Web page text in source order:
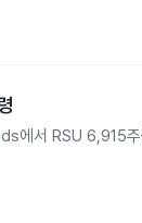
RSU 6,915주